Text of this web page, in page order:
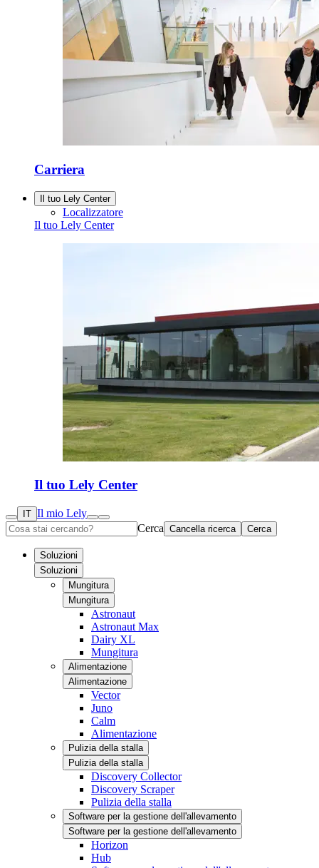
Carriera
Il tuo Lely Center
Localizzatore
Il tuo Lely Center
Il tuo Lely Center
IT Il mio Lely
Cerca Cancella ricerca Cerca
Soluzioni
Soluzioni
Mungitura
Mungitura
Astronaut
Astronaut Max
Dairy XL
Mungitura
Alimentazione
Alimentazione
Vector
Juno
Calm
Alimentazione
Pulizia della stalla
Pulizia della stalla
Discovery Collector
Discovery Scraper
Pulizia della stalla
Software per la gestione dell'allevamento
Software per la gestione dell'allevamento
Horizon
Hub